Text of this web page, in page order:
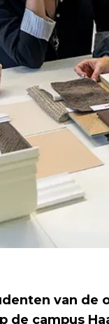
van
de campus